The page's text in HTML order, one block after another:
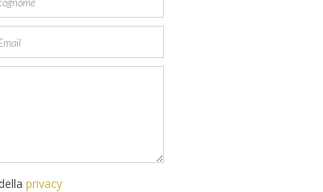
privacy